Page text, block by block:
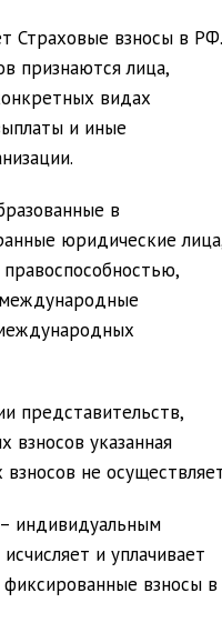
Страховые взносы в РФ.
признаются лица,
видах
и иные
.
в
юридические
представительств,
указанная
не
индивидуальным
и уплачивает
взносы в